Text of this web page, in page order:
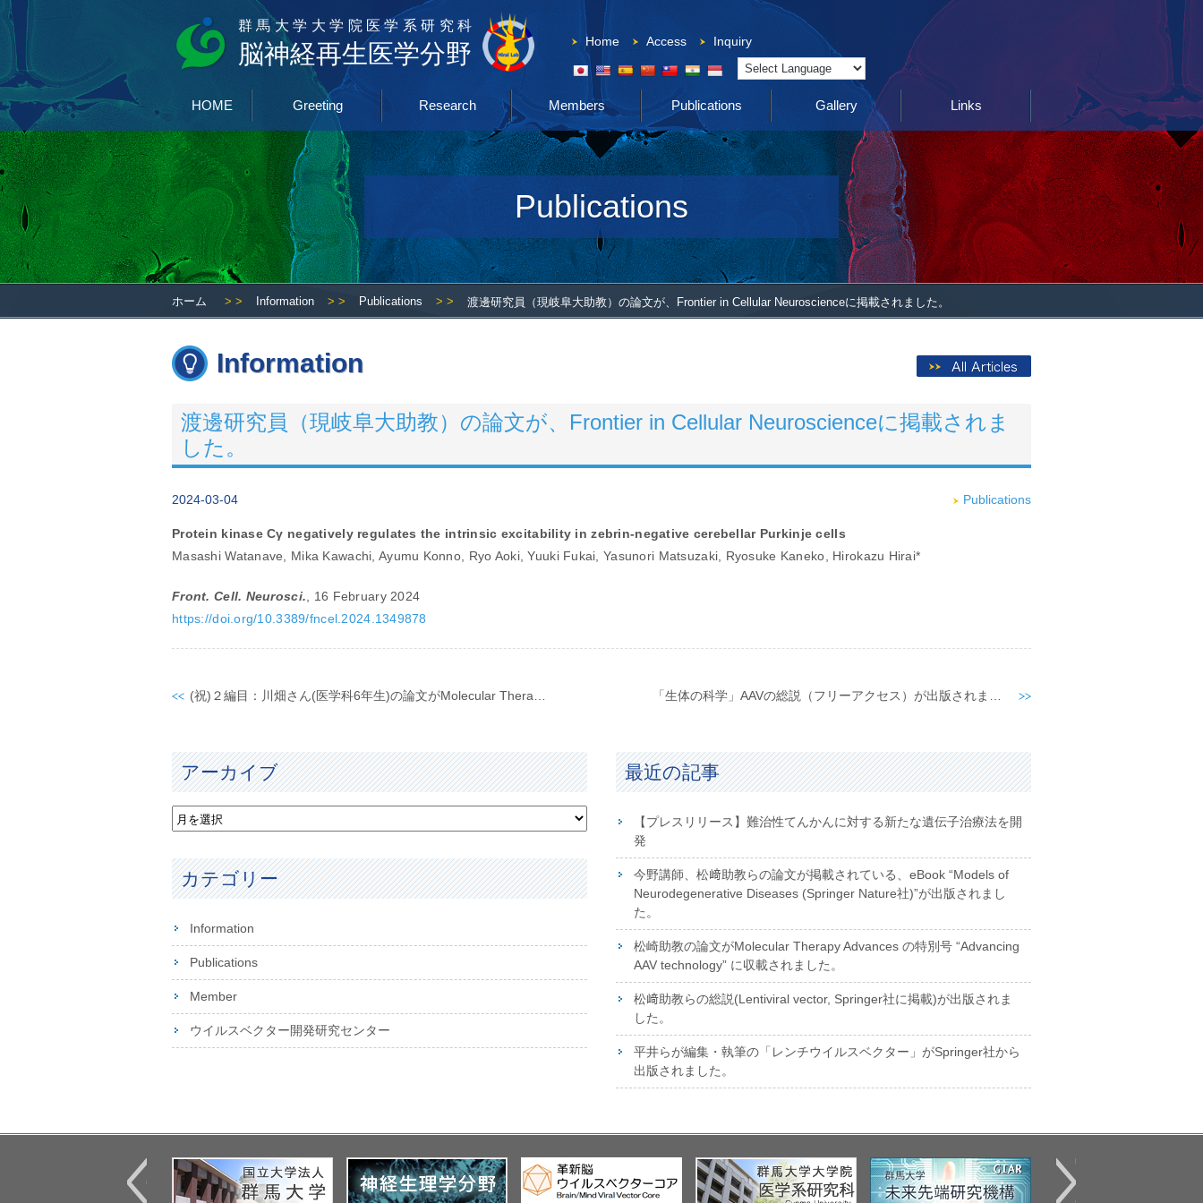
群馬大学大学院医学系研究科
脳神経再生医学分野 Home Access Inquiry
Powered by Translate
HOME Greeting Research Members Publications Gallery Links
Publications
ホーム > > Information > > Publications > > 渡邊研究員（現岐阜大助教）の論文が、Frontier in Cellular Neuroscienceに掲載されました。
Information
渡邊研究員（現岐阜大助教）の論文が、Frontier in Cellular Neuroscienceに掲載されま
した。
2024-03-04 Publications
Protein kinase Cγ negatively regulates the intrinsic excitability in zebrin-negative cerebellar Purkinje cells
Masashi Watanave, Mika Kawachi, Ayumu Konno, Ryo Aoki, Yuuki Fukai, Yasunori Matsuzaki, Ryosuke Kaneko, Hirokazu Hirai*
Front. Cell. Neurosci. , 16 February 2024
https://doi.org/10.3389/fncel.2024.1349878
アーカイブ
カテゴリー
Information
Publications
Member
ウイルスベクター開発研究センター
最近の記事
【プレスリリース】難治性てんかんに対する新たな遺伝子治療法を開
発
今野講師、松﨑助教らの論文が掲載されている、eBook “Models of
Neurodegenerative Diseases (Springer Nature社)”が出版されまし
た。
松崎助教の論文がMolecular Therapy Advances の特別号 “Advancing
AAV technology” に収載されました。
松﨑助教らの総説(Lentiviral vector, Springer社に掲載)が出版されま
した。
平井らが編集・執筆の「レンチウイルスベクター」がSpringer社から
出版されました。